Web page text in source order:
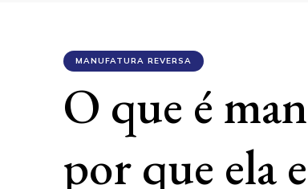
MANUFATURA REVERSA
O que é
por que ela